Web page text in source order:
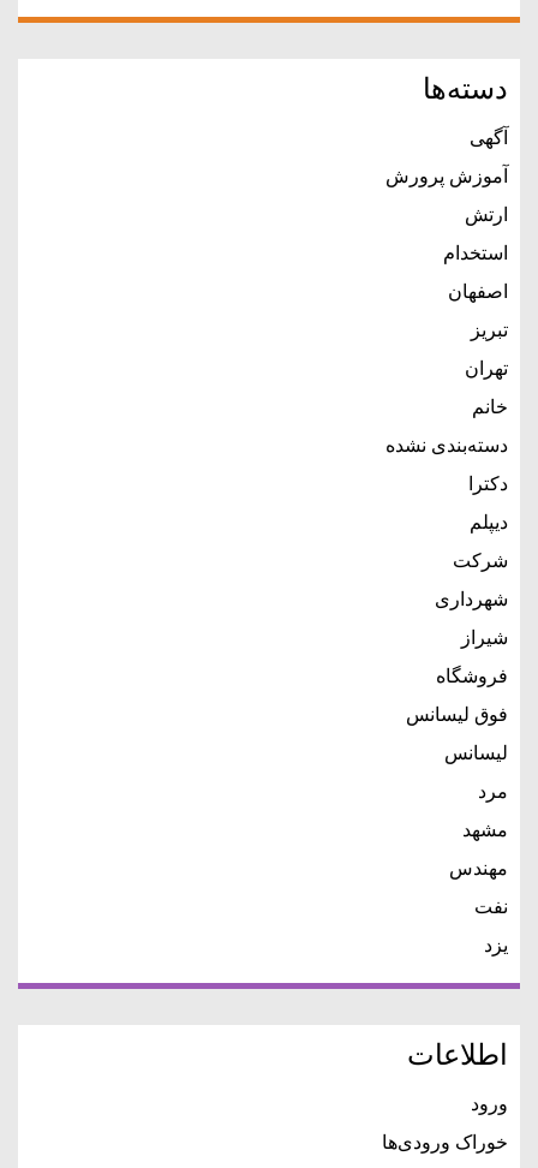
دسته‌ها
آگهی
آموزش پرورش
ارتش
استخدام
اصفهان
تبریز
تهران
خانم
دسته‌بندی نشده
دکترا
دیپلم
شرکت
شهرداری
شیراز
فروشگاه
فوق لیسانس
لیسانس
مرد
مشهد
مهندس
نفت
یزد
اطلاعات
ورود
خوراک ورودی‌ها